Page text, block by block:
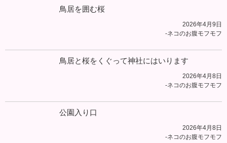
鳥居を囲む桜
2026年4月9日
-ネコのお腹モフモフ
鳥居と桜をくぐって神社にはいります
2026年4月8日
-ネコのお腹モフモフ
公園入り口
2026年4月8日
-ネコのお腹モフモフ